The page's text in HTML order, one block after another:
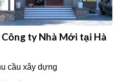
ty Nhà Mới tại Hà
cầu xây dựng